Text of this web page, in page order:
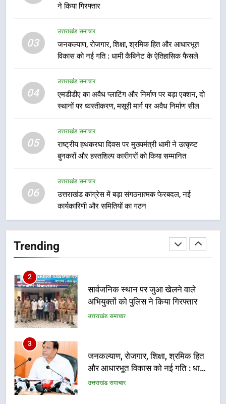
ने किया गिरफ्तार
03
उत्तराखंड समाचार
जनकल्याण, रोजगार, शिक्षा, श्रमिक हित और आधारभूत
विकास को नई गति : धामी कैबिनेट के ऐतिहासिक फैसले
04
उत्तराखंड समाचार
एमडीडीए का अवैध प्लाटिंग और निर्माण पर बड़ा एक्शन, दो
स्थानों पर ध्वस्तीकरण, मसूरी मार्ग पर अवैध निर्माण सील
05
उत्तराखंड समाचार
राष्ट्रीय हथकरघा दिवस पर मुख्यमंत्री धामी ने उत्कृष्ट
बुनकरों और हस्तशिल्प कारीगरों को किया सम्मानित
06
उत्तराखंड समाचार
उत्तराखंड कांग्रेस में बड़ा संगठनात्मक फेरबदल, नई
कार्यकारिणी और समितियों का गठन
Trending
देना सरकार की सर्वोच्च प्राथमिकता, आने
वाले महीनों में हजारों पदों पर की जाएगी
भर्ती
उत्तराखंड समाचार
दिल्ली-देहरादून आर्थिक कॉरिडोर से जुड़ी
12 किमी ग्रीनफील्ड बाईपास परियोजना
निर्देश, सुरक्षा मानकों से कोई समझौता
नहींः डीएम
1
खेल महाकुंभ 2026ः 01 सितंबर से सजेगा
न्याय पंचायत से राज्य स्तर तक होगा
प्रतिभा का प्रदर्शन
उत्तराखंड समाचार
अभियुक्तों को पुलिस ने किया गिरफ्तार
3
जनकल्याण, रोजगार, शिक्षा, श्रमिक हित
और आधारभूत विकास को नई गति : धामी
कैबिनेट के ऐतिहासिक फैसले
उत्तराखंड समाचार
4
एमडीडीए का अवैध प्लाटिंग और निर्माण पर
बड़ा एक्शन, दो स्थानों पर ध्वस्तीकरण,
मसूरी मार्ग पर अवैध निर्माण सील
उत्तराखंड समाचार